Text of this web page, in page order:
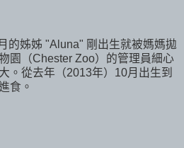
的姊姊 "Aluna" 剛出生就被媽媽拋
園（Chester Zoo）的管理員細心
。從去年（2013年）10月出生到
食。